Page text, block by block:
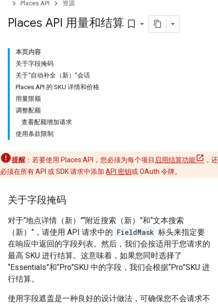
Places API
资源
Places API 用量和结算 bookmark_border
本页内容
关于字段掩码
关于“自动补全（新）”会话
Places API 的 SKU 详情和价格
用量限额
调整配额
查看配额增加请求
使用条款限制
提醒 ：若要使用 Places API，您必须为每个项目 启用结算功能
，还
必须在所有 API 或 SDK 请求中添加 API 密钥或 OAuth 令牌。
关于字段掩码
对于“地点详情（新）”“附近搜索（新）”和“文本搜索
（新）”，请使用 API 请求中的 FieldMask 标头来指定要
在响应中返回的字段列表。然后，我们会按适用于您请求的
最高 SKU 进行结算。这意味着，如果您同时选择了
“Essentials”和“Pro”SKU 中的字段，我们会根据“Pro”SKU 进
行结算。
使用字段遮盖是一种良好的设计做法，可确保您不会请求不